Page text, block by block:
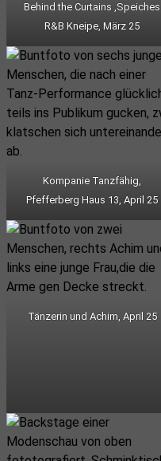
Behind the Curtains ,Speiches
R&B Kneipe, März 25
Kompanie Tanzfähig,
Pfefferberg Haus 13, April 25
Tänzerin und Achim, April 25